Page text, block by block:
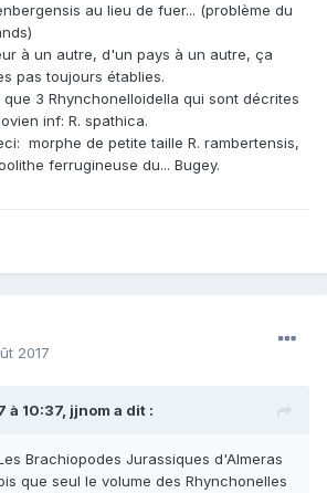
au lieu de fuer... (problème du
à un autre, d'un pays à un autre, ça
pas toujours établies.
3 Rhynchonelloidella qui sont décrites
inf: R. spathica.
morphe de petite taille R. rambertensis,
ferrugineuse du... Bugey.
2017
à 10:37, jjnom a dit :
Brachiopodes Jurassiques d'Almeras
que seul le volume des Rhynchonelles